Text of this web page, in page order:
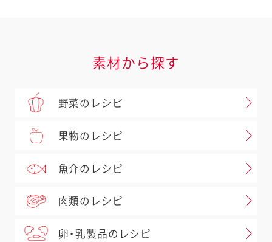
素材から探す
野菜のレシピ
果物のレシピ
魚介のレシピ
肉類のレシピ
卵・乳製品のレシピ